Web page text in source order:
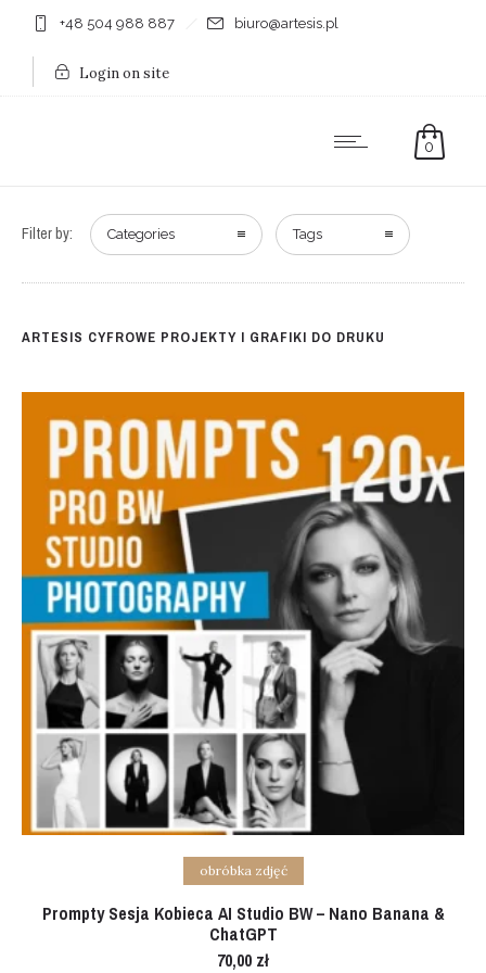
+48 504 988 887 biuro@artesis.pl
Login on site
0
Filter by: Categories Tags
ARTESIS CYFROWE PROJEKTY I GRAFIKI DO DRUKU
Add to cart
obróbka zdjęć
Prompty Sesja Kobieca AI Studio BW – Nano Banana &
ChatGPT
70,00 zł